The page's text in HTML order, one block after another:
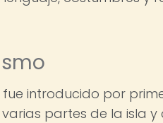
introducido por
partes de la isla